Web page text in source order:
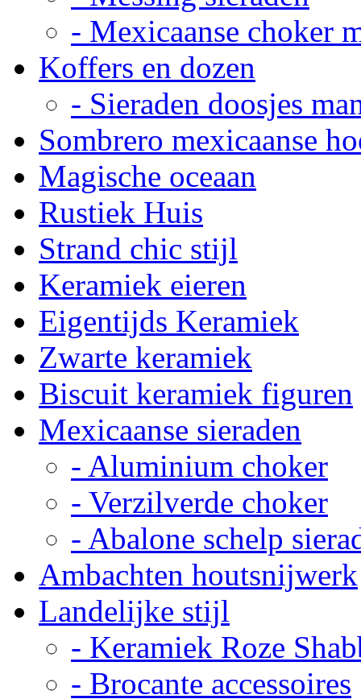
- Mexicaanse choker
Koffers en dozen
- Sieraden doosjes
Sombrero mexicaanse
Magische oceaan
Rustiek Huis
Strand chic stijl
Keramiek eieren
Eigentijds Keramiek
Zwarte keramiek
Biscuit keramiek figuren
Mexicaanse sieraden
- Aluminium choker
- Verzilverde choker
- Abalone schelp
Ambachten houtsnijwerk
Landelijke stijl
- Keramiek Roze
- Brocante accessoires